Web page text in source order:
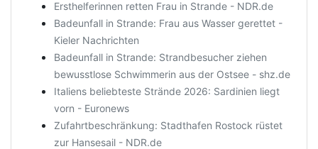
Ersthelferinnen retten Frau in Strande - NDR.de
Badeunfall in Strande: Frau aus Wasser gerettet -
Kieler Nachrichten
Badeunfall in Strande: Strandbesucher ziehen
bewusstlose Schwimmerin aus der Ostsee - shz.de
Italiens beliebteste Strände 2026: Sardinien liegt
vorn - Euronews
Zufahrtbeschränkung: Stadthafen Rostock rüstet
zur Hansesail - NDR.de